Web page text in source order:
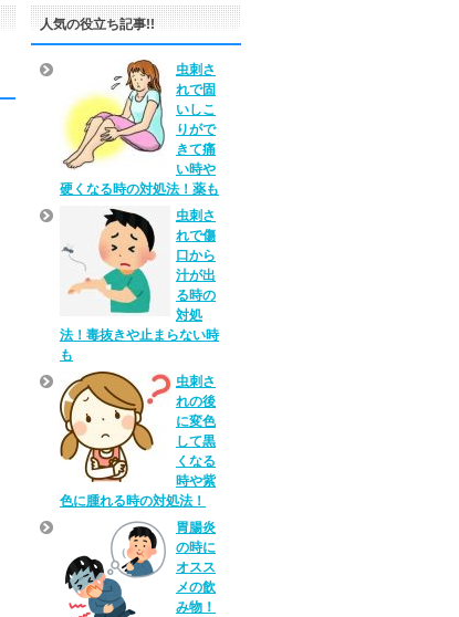
人気の役立ち記事!!
虫刺さ
れで固
いしこ
りがで
きて痛
い時や
硬くなる時の対処法！薬も
虫刺さ
れで傷
口から
汁が出
る時の
対処
法！毒抜きや止まらない時
も
虫刺さ
れの後
に変色
して黒
くなる
時や紫
色に腫れる時の対処法！
胃腸炎
の時に
オスス
メの飲
み物！